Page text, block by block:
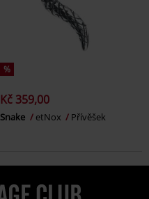
%
Kč 359,00
Snake etNox Přívěšek